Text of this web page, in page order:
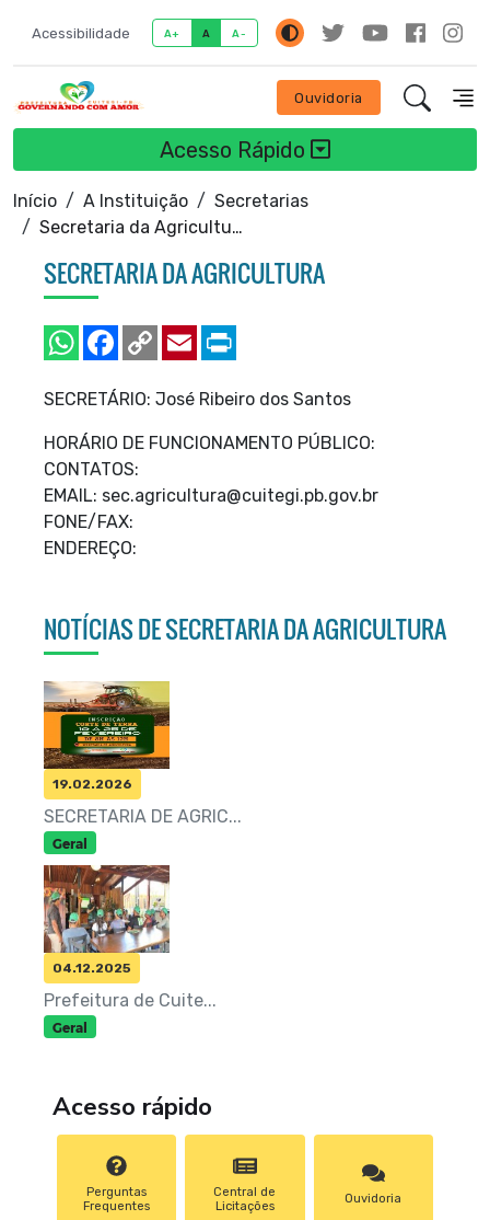
Acessibilidade A+ A A-
Ouvidoria
Acesso Rápido
Início A Instituição
Secretarias
Secretaria da Agricultura
SECRETARIA DA AGRICULTURA
SECRETÁRIO: José Ribeiro dos Santos
HORÁRIO DE FUNCIONAMENTO PÚBLICO:
CONTATOS:
EMAIL: sec.agricultura@cuitegi.pb.gov.br
FONE/FAX:
ENDEREÇO:
NOTÍCIAS DE SECRETARIA DA AGRICULTURA
19.02.2026
SECRETARIA DE AGRIC...
Geral
04.12.2025
Prefeitura de Cuite...
Geral
Acesso rápido
Perguntas
Frequentes
Central de
Licitações
Ouvidoria